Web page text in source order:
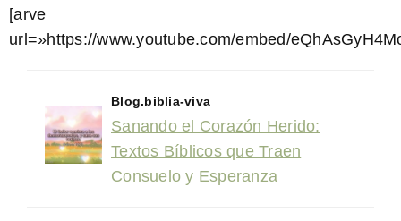
[arve
url=»https://www.youtube.com/embed/
Blog.biblia-viva
Sanando el Corazón Herido:
Textos Bíblicos que Traen
Consuelo y Esperanza